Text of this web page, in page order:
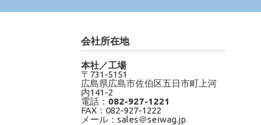
会社所在地
本社／工場
〒731-5151
広島県広島市佐伯区五日市町上河
内141-2
電話： 082-927-1221
FAX：082-927-1222
メール：sales＠seiwag.jp